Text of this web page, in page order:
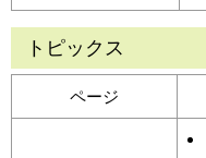
トピックス
ページ